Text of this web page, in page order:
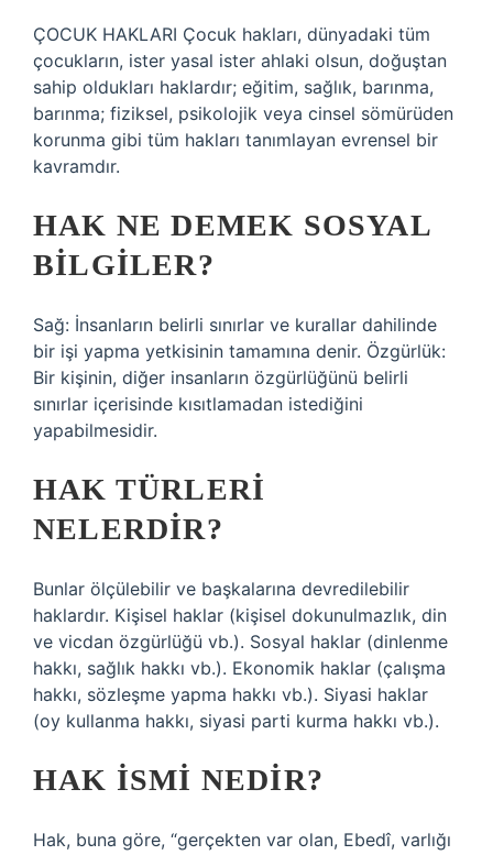
ÇOCUK HAKLARI Çocuk hakları, dünyadaki tüm
çocukların, ister yasal ister ahlaki olsun, doğuştan
sahip oldukları haklardır; eğitim, sağlık, barınma,
barınma; fiziksel, psikolojik veya cinsel sömürüden
korunma gibi tüm hakları tanımlayan evrensel bir
kavramdır.
HAK NE DEMEK SOSYAL
BILGILER?
Sağ: İnsanların belirli sınırlar ve kurallar dahilinde
bir işi yapma yetkisinin tamamına denir. Özgürlük:
Bir kişinin, diğer insanların özgürlüğünü belirli
sınırlar içerisinde kısıtlamadan istediğini
yapabilmesidir.
HAK TÜRLERI
NELERDIR?
Bunlar ölçülebilir ve başkalarına devredilebilir
haklardır. Kişisel haklar (kişisel dokunulmazlık, din
ve vicdan özgürlüğü vb.). Sosyal haklar (dinlenme
hakkı, sağlık hakkı vb.). Ekonomik haklar (çalışma
hakkı, sözleşme yapma hakkı vb.). Siyasi haklar
(oy kullanma hakkı, siyasi parti kurma hakkı vb.).
HAK ISMI NEDIR?
Hak, buna göre, “gerçekten var olan, Ebedî, varlığı